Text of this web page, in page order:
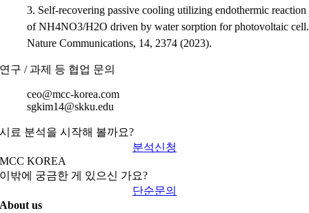
3. Self-recovering passive cooling utilizing endothermic reaction
of NH4NO3/H2O driven by water sorption for photovoltaic cell.
Nature Communications, 14, 2374 (2023).
연구 / 과제 등 협업 문의
ceo@mcc-korea.com
sgkim14@skku.edu
시료 분석을 시작해 볼까요?
분석신청
MCC KOREA
이밖에 궁금한 게 있으신 가요?
단순문의
About us